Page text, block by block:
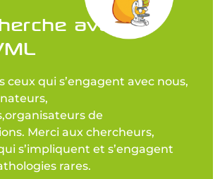
avance
ceux qui s’engagent avec nous,
de
Merci aux chercheurs,
s’impliquent et s’engagent
rares.